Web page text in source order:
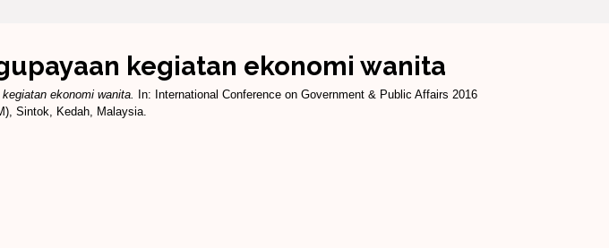
kegiatan ekonomi wanita
ekonomi wanita.
In: International Conference on Government & Public Affairs 2016
Sintok, Kedah, Malaysia.